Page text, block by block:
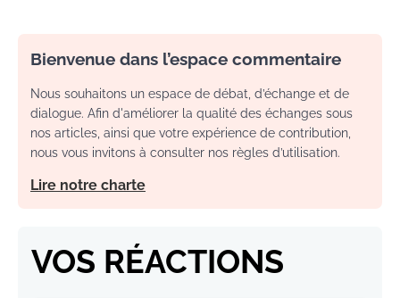
Bienvenue dans l’espace commentaire
Nous souhaitons un espace de débat, d’échange et de
dialogue. Afin d'améliorer la qualité des échanges sous
nos articles, ainsi que votre expérience de contribution,
nous vous invitons à consulter nos règles d’utilisation.
Lire notre charte
VOS RÉACTIONS